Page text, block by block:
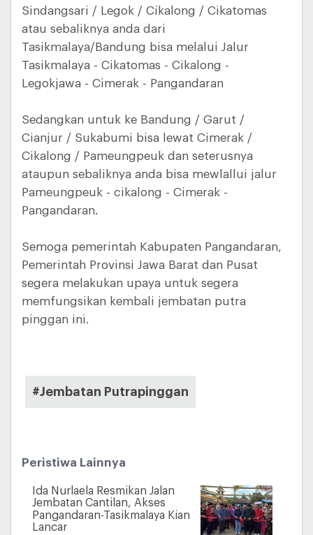
Sindangsari / Legok / Cikalong / Cikatomas
atau sebaliknya anda dari
Tasikmalaya/Bandung bisa melalui Jalur
Tasikmalaya - Cikatomas - Cikalong -
Legokjawa - Cimerak - Pangandaran
Sedangkan untuk ke Bandung / Garut /
Cianjur / Sukabumi bisa lewat Cimerak /
Cikalong / Pameungpeuk dan seterusnya
ataupun sebaliknya anda bisa mewlallui jalur
Pameungpeuk - cikalong - Cimerak -
Pangandaran.
Semoga pemerintah Kabupaten Pangandaran,
Pemerintah Provinsi Jawa Barat dan Pusat
segera melakukan upaya untuk segera
memfungsikan kembali jembatan putra
pinggan ini.
#Jembatan Putrapinggan
Peristiwa Lainnya
Ida Nurlaela Resmikan Jalan
Jembatan Cantilan, Akses
Pangandaran-Tasikmalaya Kian
Lancar